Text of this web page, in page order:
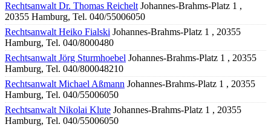
Rechtsanwalt Dr. Thomas Reichelt Johannes-Brahms-Platz 1 ,
20355 Hamburg, Tel. 040/55006050
Rechtsanwalt Heiko Fialski Johannes-Brahms-Platz 1 , 20355
Hamburg, Tel. 040/8000480
Rechtsanwalt Jörg Sturmhoebel Johannes-Brahms-Platz 1 , 20355
Hamburg, Tel. 040/800048210
Rechtsanwalt Michael Aßmann Johannes-Brahms-Platz 1 , 20355
Hamburg, Tel. 040/55006050
Rechtsanwalt Nikolai Klute Johannes-Brahms-Platz 1 , 20355
Hamburg, Tel. 040/55006050